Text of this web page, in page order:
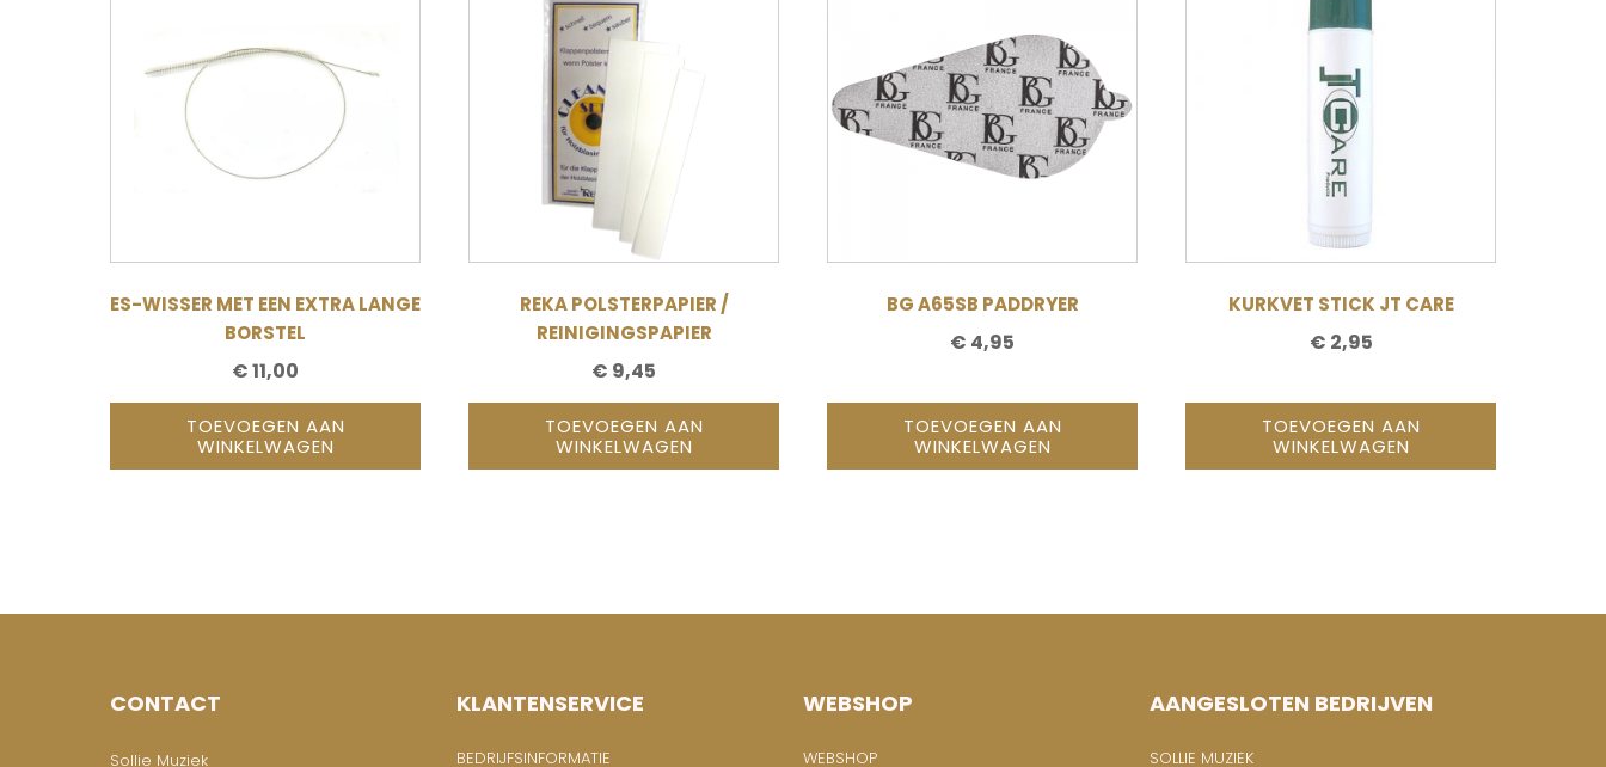
ES-WISSER MET EEN EXTRA LANGE
BORSTEL
€11,00
TOEVOEGEN AAN
WINKELWAGEN
REKA POLSTERPAPIER /
REINIGINGSPAPIER
€ 9,45
TOEVOEGEN AAN
WINKELWAGEN
BG A65SB PADDRYER
€ 4,95
TOEVOEGEN AAN
WINKELWAGEN
KURKVET STICK JT CARE
€ 2,95
TOEVOEGEN AAN
WINKELWAGEN
CONTACT
Sollie Muziek
KLANTENSERVICE
BEDRIJFSINFORMATIE
WEBSHOP
WEBSHOP
AANGESLOTEN BEDRIJVEN
SOLLIE MUZIEK